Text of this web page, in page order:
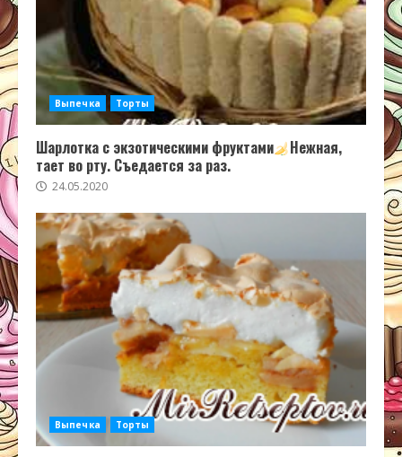
Выпечка Торты
Шарлотка с экзотическими фруктами
Нежная,
тает во рту. Съедается за раз.
24.05.2020
Выпечка Торты